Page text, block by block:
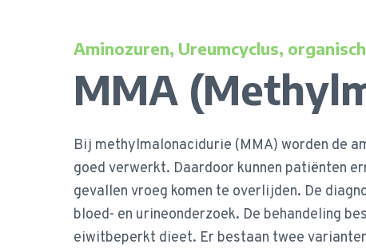
Aminozuren, Ureumcyclus,
MMA
Bij methylmalonacidurie (MMA) worden de
goed verwerkt. Daardoor kunnen patiënten
gevallen vroeg komen te overlijden. De
bloed- en urineonderzoek. De behandeling
eiwitbeperkt dieet. Er bestaan twee